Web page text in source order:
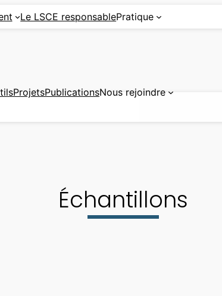
Le LSCE responsablePratique
ProjetsPublicationsNous rejoindre
Échantillons